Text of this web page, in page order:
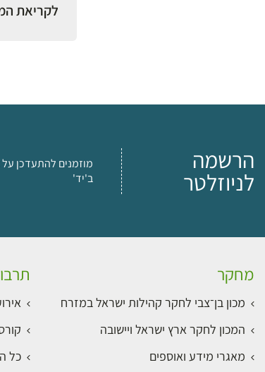
לקריאת
הרשמה
לניוזלטר
מוזמנים להתעדכן
ב'יד'
מחקר
מכון בן־צבי לחקר קהילות ישראל במזרח
המכון לחקר ארץ ישראל ויישובה
מאגרי מידע ואוספים
כל